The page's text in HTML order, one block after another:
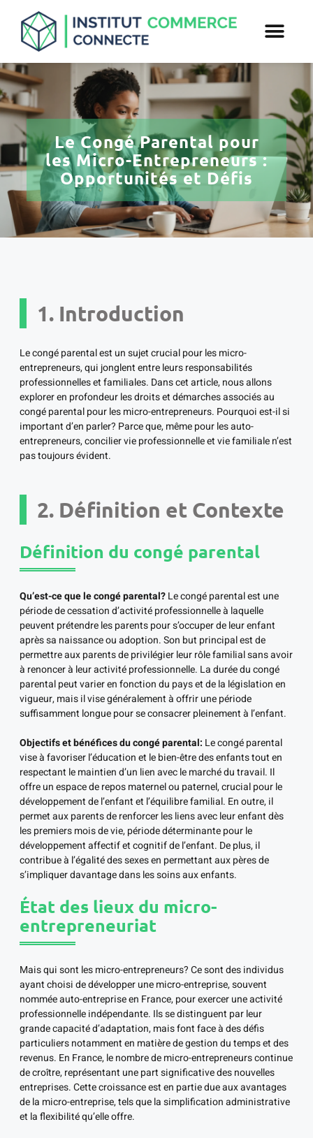
Le Congé Parental pour
les Micro-Entrepreneurs :
Opportunités et Défis
1. Introduction
Le congé parental est un sujet crucial pour les micro-
entrepreneurs, qui jonglent entre leurs responsabilités
professionnelles et familiales. Dans cet article, nous allons
explorer en profondeur les droits et démarches associés au
congé parental pour les micro-entrepreneurs. Pourquoi est-il si
important d’en parler? Parce que, même pour les auto-
entrepreneurs, concilier vie professionnelle et vie familiale n’est
pas toujours évident.
2. Définition et Contexte
Définition du congé parental
Qu’est-ce que le congé parental?Le congé parental est une
période de cessation d’activité professionnelle à laquelle
peuvent prétendre les parents pour s’occuper de leur enfant
après sa naissance ou adoption. Son but principal est de
permettre aux parents de privilégier leur rôle familial sans avoir
à renoncer à leur activité professionnelle. La durée du congé
parental peut varier en fonction du pays et de la législation en
vigueur, mais il vise généralement à offrir une période
suffisamment longue pour se consacrer pleinement à l’enfant.
Objectifs et bénéfices du congé parental: Le congé parental
vise à favoriser l’éducation et le bien-être des enfants tout en
respectant le maintien d’un lien avec le marché du travail. Il
offre un espace de repos maternel ou paternel, crucial pour le
développement de l’enfant et l’équilibre familial. En outre, il
permet aux parents de renforcer les liens avec leur enfant dès
les premiers mois de vie, période déterminante pour le
développement affectif et cognitif de l’enfant. De plus, il
contribue à l’égalité des sexes en permettant aux pères de
s’impliquer davantage dans les soins aux enfants.
État des lieux du micro-
entrepreneuriat
Mais qui sont les micro-entrepreneurs? Ce sont des individus
ayant choisi de développer une micro-entreprise, souvent
nommée auto-entreprise en France, pour exercer une activité
professionnelle indépendante. Ils se distinguent par leur
grande capacité d’adaptation, mais font face à des défis
particuliers notamment en matière de gestion du temps et des
revenus. En France, le nombre de micro-entrepreneurs continue
de croître, représentant une part significative des nouvelles
entreprises. Cette croissance est en partie due aux avantages
de la micro-entreprise, tels que la simplification administrative
et la flexibilité qu’elle offre.